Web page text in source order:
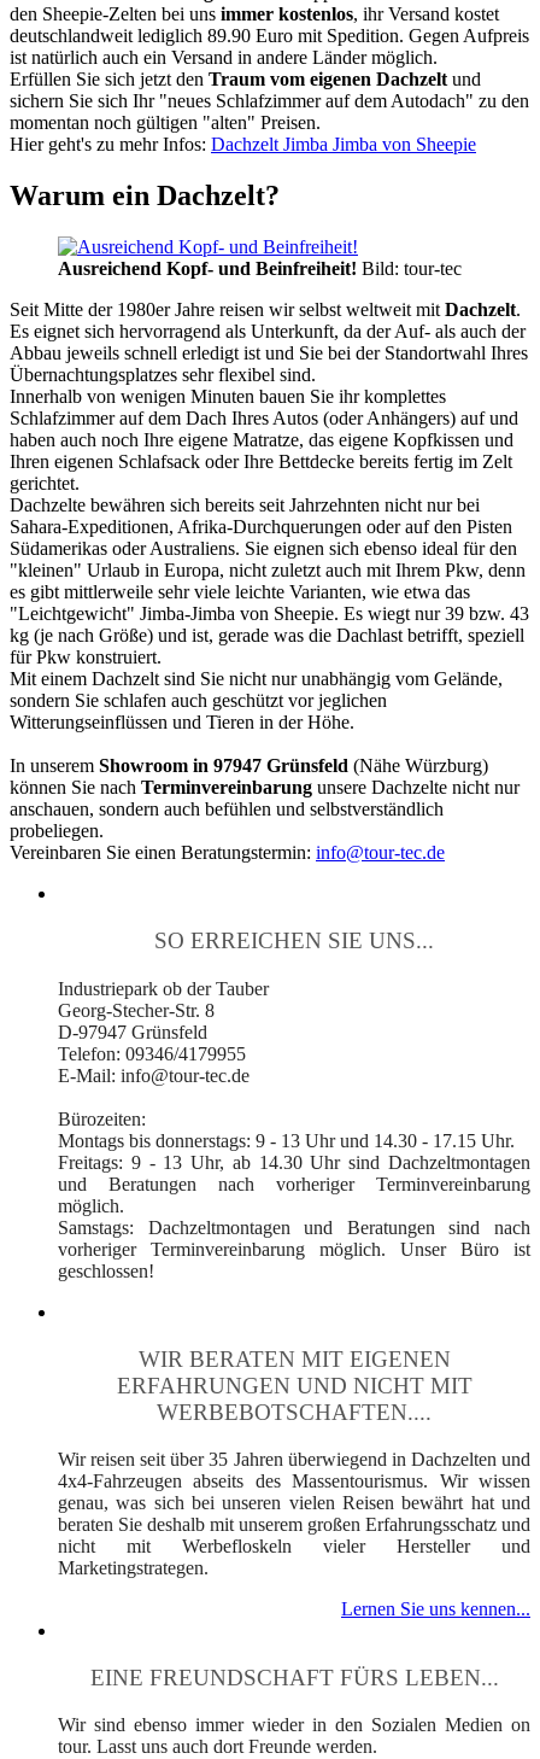
den Sheepie-Zelten bei uns immer kostenlos, ihr Versand kostet
deutschlandweit lediglich 89.90 Euro mit Spedition. Gegen Aufpreis
ist natürlich auch ein Versand in andere Länder möglich.
Erfüllen Sie sich jetzt den Traum vom eigenen Dachzelt und
sichern Sie sich Ihr "neues Schlafzimmer auf dem Autodach" zu den
momentan noch gültigen "alten" Preisen.
Hier geht's zu mehr Infos: Dachzelt Jimba Jimba von Sheepie
Warum ein Dachzelt?
Ausreichend Kopf- und Beinfreiheit! Bild: tour-tec
Seit Mitte der 1980er Jahre reisen wir selbst weltweit mit Dachzelt.
Es eignet sich hervorragend als Unterkunft, da der Auf- als auch der
Abbau jeweils schnell erledigt ist und Sie bei der Standortwahl Ihres
Übernachtungsplatzes sehr flexibel sind.
Innerhalb von wenigen Minuten bauen Sie ihr komplettes
Schlafzimmer auf dem Dach Ihres Autos (oder Anhängers) auf und
haben auch noch Ihre eigene Matratze, das eigene Kopfkissen und
Ihren eigenen Schlafsack oder Ihre Bettdecke bereits fertig im Zelt
gerichtet.
Dachzelte bewähren sich bereits seit Jahrzehnten nicht nur bei
Sahara-Expeditionen, Afrika-Durchquerungen oder auf den Pisten
Südamerikas oder Australiens. Sie eignen sich ebenso ideal für den
"kleinen" Urlaub in Europa, nicht zuletzt auch mit Ihrem Pkw, denn
es gibt mittlerweile sehr viele leichte Varianten, wie etwa das
"Leichtgewicht" Jimba-Jimba von Sheepie. Es wiegt nur 39 bzw. 43
kg (je nach Größe) und ist, gerade was die Dachlast betrifft, speziell
für Pkw konstruiert.
Mit einem Dachzelt sind Sie nicht nur unabhängig vom Gelände,
sondern Sie schlafen auch geschützt vor jeglichen
Witterungseinflüssen und Tieren in der Höhe.
In unserem Showroom in 97947 Grünsfeld (Nähe Würzburg)
können Sie nach Terminvereinbarung unsere Dachzelte nicht nur
anschauen, sondern auch befühlen und selbstverständlich
probeliegen.
Vereinbaren Sie einen Beratungstermin: info@tour-tec.de
SO ERREICHEN SIE UNS...
Industriepark ob der Tauber
Georg-Stecher-Str. 8
D-97947 Grünsfeld
Telefon: 09346/4179955
E-Mail: info@tour-tec.de
Bürozeiten:
Montags bis donnerstags: 9 - 13 Uhr und 14.30 - 17.15 Uhr.
Freitags: 9 - 13 Uhr, ab 14.30 Uhr sind Dachzeltmontagen
und Beratungen nach vorheriger Terminvereinbarung
möglich.
Samstags: Dachzeltmontagen und Beratungen sind nach
vorheriger Terminvereinbarung möglich. Unser Büro ist
geschlossen!
WIR BERATEN MIT EIGENEN
ERFAHRUNGEN UND NICHT MIT
WERBEBOTSCHAFTEN....
Wir reisen seit über 35 Jahren überwiegend in Dachzelten und
4x4-Fahrzeugen abseits des Massentourismus. Wir wissen
genau, was sich bei unseren vielen Reisen bewährt hat und
beraten Sie deshalb mit unserem großen Erfahrungsschatz und
nicht mit Werbefloskeln vieler Hersteller und
Marketingstrategen.
Lernen Sie uns kennen...
EINE FREUNDSCHAFT FÜRS LEBEN...
Wir sind ebenso immer wieder in den Sozialen Medien on
tour. Lasst uns auch dort Freunde werden.